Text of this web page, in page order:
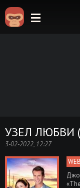
УЗЕЛ ЛЮБВИ
3-02-2022, 12:27